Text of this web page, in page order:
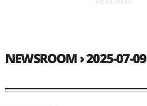
NEWSROOM › 2025-07-09